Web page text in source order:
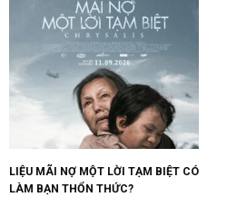
LIỆU MÃI NỢ MỘT LỜI TẠM BIỆT CÓ
LÀM BẠN THỔN THỨC?